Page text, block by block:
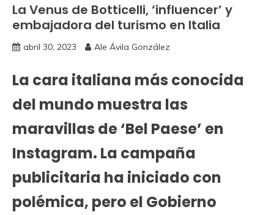
La Venus de Botticelli, ‘influencer’ y
embajadora del turismo en Italia
abril 30, 2023 Ale Ávila González
La cara italiana más conocida
del mundo muestra las
maravillas de ‘Bel Paese’ en
Instagram. La campaña
publicitaria ha iniciado con
polémica, pero el Gobierno